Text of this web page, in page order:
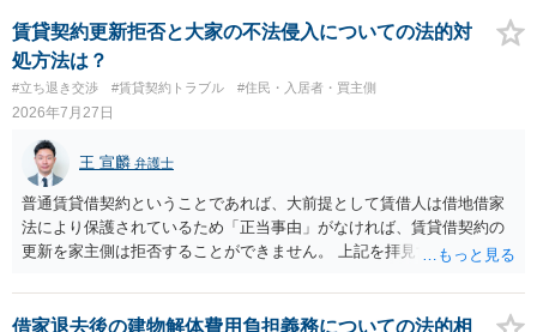
賃貸契約更新拒否と大家の不法侵入についての法的対
処方法は？
#立ち退き交渉 #賃貸契約トラブル #住民・入居者・買主側
2026年7月27日
王 宣麟 弁護士
普通賃貸借契約ということであれば、大前提として賃借人は借地借家
法により保護されているため「正当事由」がなければ、賃貸借契約の
更新を家主側は拒否することができません。 上記を拝見する限り、通
定期確認させてもらないこと」が直ちに正当事由に当たるとは思えま
せんので、更新拒絶を拒否される方向性でよろしいかと存じます。 そ
借家退去後の建物解体費用負担義務についての法的相